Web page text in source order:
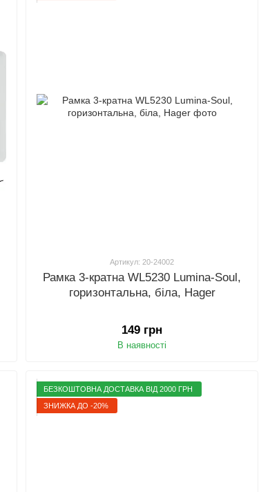
Артикул: 20-24002
Рамка 3-кратна WL5230 Lumina-Soul,
горизонтальна, біла, Hager
149 грн
В наявності
БЕЗКОШТОВНА ДОСТАВКА ВІД 2000 ГРН
ЗНИЖКА ДО -20%